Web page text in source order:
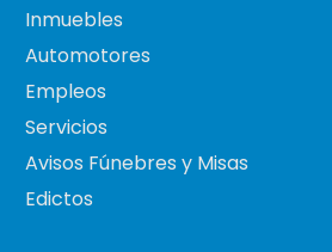
Inmuebles
Automotores
Empleos
Servicios
Avisos Fúnebres y Misas
Edictos